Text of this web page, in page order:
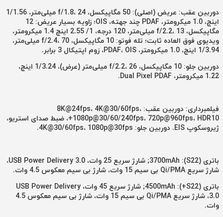
دوربین عقب: عریض (اصلی): 50 مگاپیکسل، f/1.8، 24 میلی‌متر، 1/1.56
اینچ، 1.0 میکرومتر، PDAF چند جهته، OIS؛ زاویه بسیار عریض: 12
مگاپیکسل، f/2.2، 13 میلی‌متر، 120 درجه، 1/ 2.55 اینچ 1.4 میکرومتر،
ویدیوی فوق العاده ثابت؛ تله فوتو: 10 مگاپیکسل، f/2.4، 70 میلی‌متر،
1/3.94 اینچ، 1.0 میکرومتر، PDAF، OIS، زوم اپتیکال 3 برابر.
دوربین جلو: 10 مگاپیکسل، f/2.2، 26 میلی‌متر (عرض)، 1/3.24 اینچ،
1.22 میکرومتر، Dual Pixel PDAF.
فیلمبرداری: دوربین عقب: 8K@24fps، 4K@30/60fps،
1080p@30/60/240fps، 720p@960fps، HDR10+، ضبط صدای استریو،
ژیروسکوپ EIS. دوربین جلو: 4K@30/60fps، 1080p@30fps.
باتری (S22): 3700mAh; شارژ سریع 25 وات، USB Power Delivery 3.0،
شارژ سریع Qi/PMA بی سیم 15 وات، شارژ بی سیم معکوس 4.5 وات.
باتری (S22+): 4500mAh; شارژ سریع 45 وات، USB Power Delivery
3.0، شارژ سریع Qi/PMA بی سیم 15 وات، شارژ بی سیم معکوس 4.5
وات.